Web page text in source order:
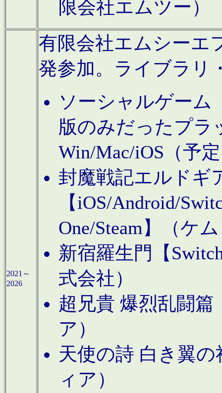
限会社エムツー）
2021～
2026
有限会社エムシーエ
発参加。ライブラリ
ソーシャルゲーム
版のみだったプラ
Win/Mac/iOS（予
封魔戦記エルドギ
【iOS/Android/
One/Steam】（ケ
新宿羅生門【
式会社）
超兄貴 爆烈乱闘篇
ア）
天使の詩 白き翼
ィア）